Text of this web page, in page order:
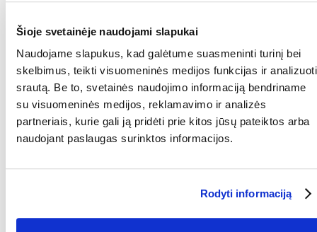
Šioje svetainėje naudojami slapukai
Naudojame slapukus, kad galėtume suasmeninti turinį bei
skelbimus, teikti visuomeninės medijos funkcijas ir analizuoti
srautą. Be to, svetainės naudojimo informaciją bendriname
su visuomeninės medijos, reklamavimo ir analizės
partneriais, kurie gali ją pridėti prie kitos jūsų pateiktos arba
naudojant paslaugas surinktos informacijos.
Rodyti informaciją
Švelniai virta savo sultyse, mėsa tampa neatremiamu kramtomuoju
skanėstu. Lašišų aliejus suteikia receptui galutinį akcentą ir aprūpina
riebiųjų rūgščių, kad kailis būtų itin šilkinis. Natūraliai be cukraus,
dirbtinių dažiklių, kvapiųjų medžiagų ir konservantų.
Sudėtis :
paukštiena, kepenys, širdis, skilviai 56 %; vištienos sultinys 28,8 %;
vištienos filė 14 %; mineralai 0,5 %; džiovinti kiaušinių lukštai 0,5 %;
Baltymai 11 %, riebalai 6 %, pelenai 2 %, žalia ląsteliena 0,3 %, drėgmė
Tinkamo naudojimo instruckija: